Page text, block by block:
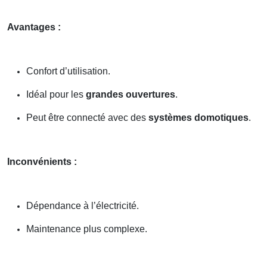
Avantages :
Confort d’utilisation.
Idéal pour les grandes ouvertures.
Peut être connecté avec des systèmes domotiques.
Inconvénients :
Dépendance à l’électricité.
Maintenance plus complexe.